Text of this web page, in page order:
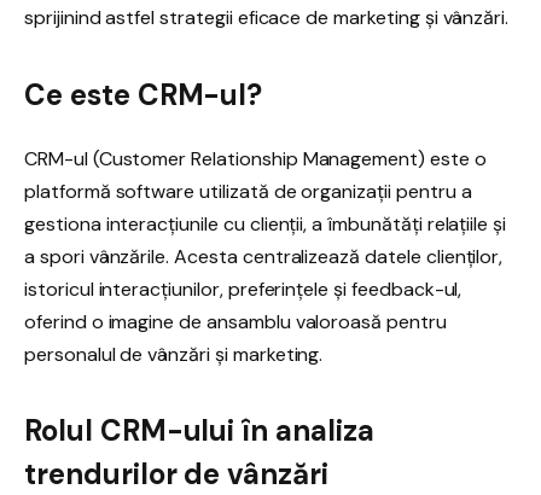
sprijinind astfel strategii eficace de marketing și vânzări.
Ce este CRM-ul?
CRM-ul (Customer Relationship Management) este o
platformă software utilizată de organizații pentru a
gestiona interacțiunile cu clienții, a îmbunătăți relațiile și
a spori vânzările. Acesta centralizează datele clienților,
istoricul interacțiunilor, preferințele și feedback-ul,
oferind o imagine de ansamblu valoroasă pentru
personalul de vânzări și marketing.
Rolul CRM-ului în analiza
trendurilor de vânzări